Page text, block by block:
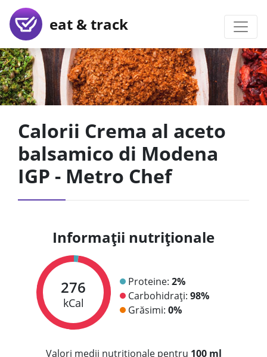
eat & track
Calorii Crema al aceto
balsamico di Modena
IGP - Metro Chef
Informații nutriționale
276
kCal
Proteine: 2%
Carbohidrați: 98%
Grăsimi: 0%
Valori medii nutriționale pentru 100 ml